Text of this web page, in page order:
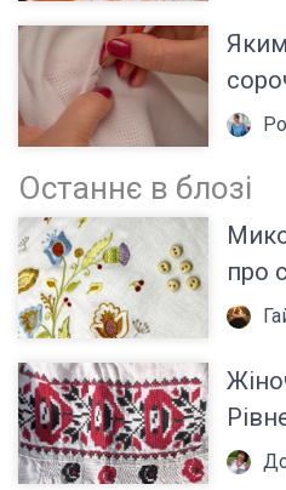
Останнє в блозі
про
Жіночі